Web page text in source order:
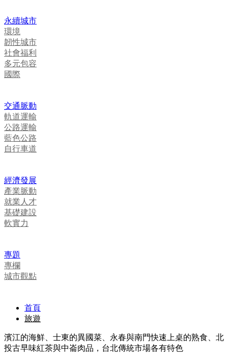
永續城市
環境
韌性城市
社會福利
多元包容
國際
交通脈動
軌道運輸
公路運輸
藍色公路
自行車道
經濟發展
產業脈動
就業人才
基礎建設
軟實力
專題
專欄
城市觀點
首頁
旅遊
濱江的海鮮、士東的異國菜、永春與南門快速上桌的熟食、北
投古早味紅茶與中崙肉品，台北傳統市場各有特色